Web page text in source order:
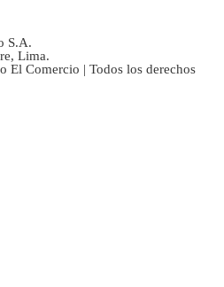
S.A.
Lima.
El Comercio | Todos los derechos